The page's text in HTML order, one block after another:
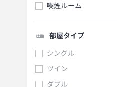
喫煙ルーム
部屋タイプ
シングル
ツイン
ダブル